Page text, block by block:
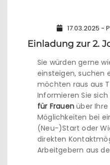
17.03.2025 -
Einladung zur 2.
Sie würden gerne
einsteigen, suchen
möchten raus aus
Informieren Sie sich
für Frauen über
Möglichkeiten bei
(Neu-)Start oder
direkten
Arbeitgebern aus